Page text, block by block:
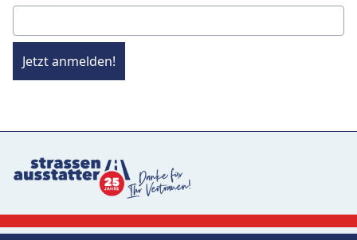
Jetzt anmelden!